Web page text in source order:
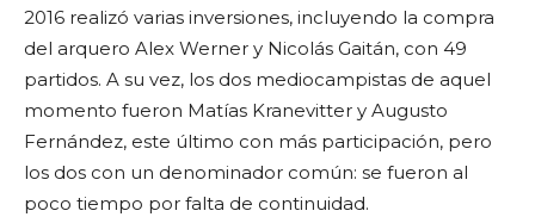
2016 realizó varias inversiones, incluyendo la compra
del arquero Alex Werner y Nicolás Gaitán, con 49
partidos. A su vez, los dos mediocampistas de aquel
momento fueron Matías Kranevitter y Augusto
Fernández, este último con más participación, pero
los dos con un denominador común: se fueron al
poco tiempo por falta de continuidad.